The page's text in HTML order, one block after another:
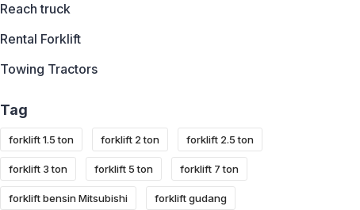
Reach truck
Rental Forklift
Towing Tractors
Tag
forklift 1.5 ton forklift 2 ton forklift 2.5 ton
forklift 3 ton forklift 5 ton forklift 7 ton
forklift bensin Mitsubishi forklift gudang